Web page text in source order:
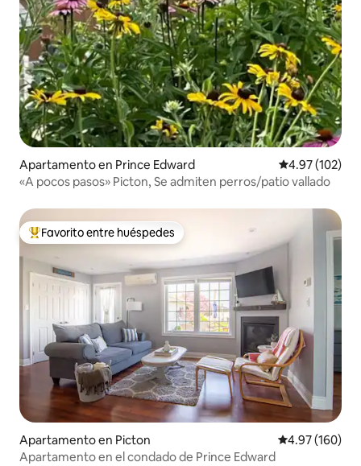
Apartamento en Prince Edward Calificación
4.97 (102)
«A pocos pasos» Picton, Se admiten perros/patio vallado
Favorito entre huéspedes preferido
Favorito entre huéspedes
Apartamento en Picton Calificación
4.97 (160)
Apartamento en el condado de Prince Edward